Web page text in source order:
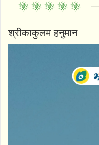
श्रीकाकुलम हनुमान